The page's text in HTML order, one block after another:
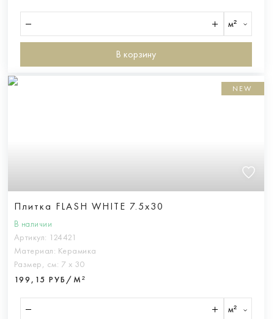
м²
В корзину
NEW
Плитка FLASH WHITE 7.5x30
В наличии
Артикул: 124421
Материал: Керамика
Размер, см: 7 х 30
199,15 РУБ/М²
м²